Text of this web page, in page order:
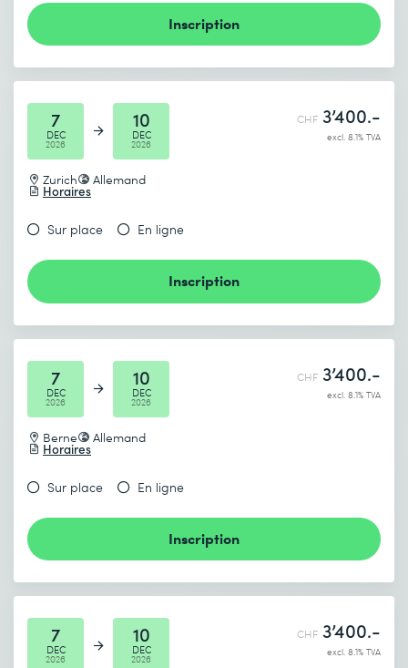
Inscription
7
DEC
2026
10
DEC
2026
Zurich Allemand
Horaires
CHF 3’400.-
excl. 8.1% TVA
Sur place En ligne
Inscription
7
DEC
2026
10
DEC
2026
Berne Allemand
Horaires
CHF 3’400.-
excl. 8.1% TVA
Sur place En ligne
Inscription
7
DEC
2026
10
DEC
2026
CHF 3’400.-
excl. 8.1% TVA